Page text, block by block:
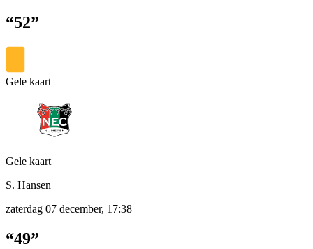
“52”
Gele kaart
Gele kaart
S. Hansen
zaterdag 07 december, 17:38
“49”